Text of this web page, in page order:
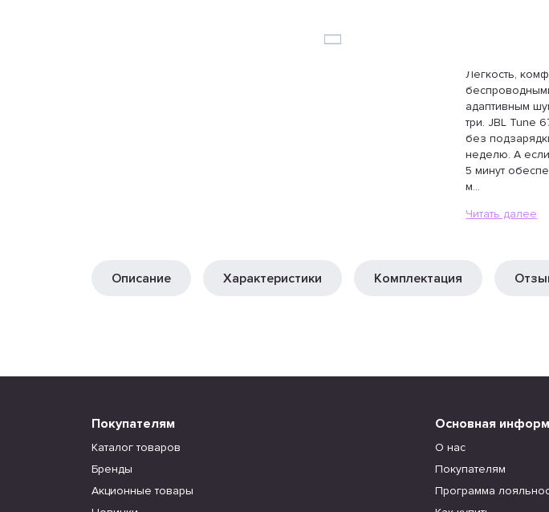
Легкость,
адаптивным
три. JBL Tune
без
неделю. А
5 минут
м...
Читать далее
Описание Характеристики Комплектация
Покупателям
Каталог товаров
Бренды
Акционные товары
Основная
О нас
Покупателям
Программа